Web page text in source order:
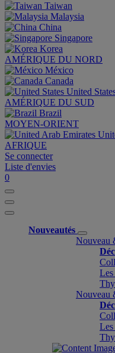
Taiwan
Malaysia
China
Singapore
Korea
AMÉRIQUE DU NORD
México
Canada
United
AMÉRIQUE DU SUD
Brazil
MOYEN-ORIENT
AFRIQUE
Se connecter
Liste d'envies
0
Nouveautés
Nouveau
Les
Nouveau
Les